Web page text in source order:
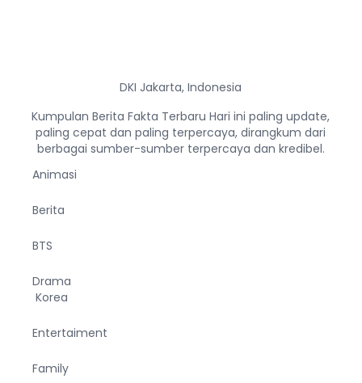
DKI Jakarta, Indonesia
Kumpulan Berita Fakta Terbaru Hari ini paling update,
paling cepat dan paling terpercaya, dirangkum dari
berbagai sumber-sumber terpercaya dan kredibel.
Animasi
Berita
BTS
Drama
Korea
Entertaiment
Family